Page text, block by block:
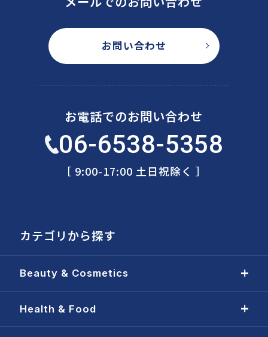
お問い合わせ
お電話でのお問い合わせ
06-6538-5358
［ 9:00-17:00 土日祝除く ］
カテゴリから探す
Beauty & Cosmetics
Health & Food